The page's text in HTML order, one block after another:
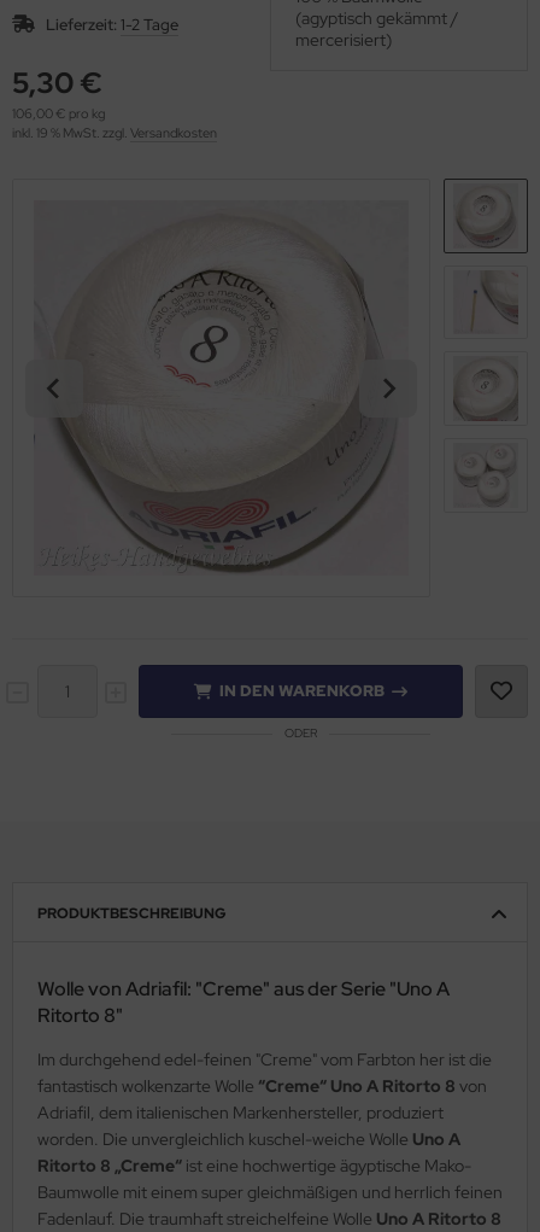
Lieferzeit: 1-2 Tage
5,30 €
106,00 € pro kg
inkl. 19 % MwSt. zzgl. Versandkosten
(agyptisch gekämmt /
mercerisiert)
IN DEN WARENKORB
ODER
PRODUKTBESCHREIBUNG
Wolle von Adriafil: "Creme" aus der Serie "Uno A
Ritorto 8"
Im durchgehend edel-feinen "Creme" vom Farbton her ist die
fantastisch wolkenzarte Wolle “Creme“ Uno A Ritorto 8 von
Adriafil, dem italienischen Markenhersteller, produziert
worden. Die unvergleichlich kuschel-weiche Wolle Uno A
Ritorto 8 „Creme“ ist eine hochwertige ägyptische Mako-
Baumwolle mit einem super gleichmäßigen und herrlich feinen
Fadenlauf. Die traumhaft streichelfeine Wolle Uno A Ritorto 8
(276)